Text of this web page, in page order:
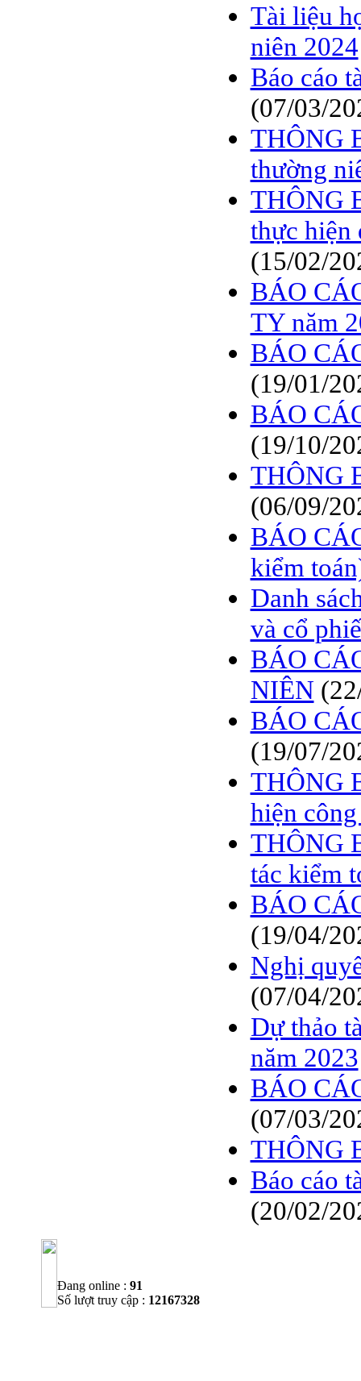
Tài liệu
niên 2024
Báo cáo
(07/03/
THÔNG
thường
THÔNG
thực
(15/02/
BÁO
TY năm
BÁO
(19/01/
BÁO
(19/10/
THÔNG
(06/09/
BÁO
kiểm
Danh
và cổ
BÁO
NIÊN
BÁO
(19/07/
THÔNG
hiện
THÔNG
tác kiểm
BÁO
(19/04/
Nghị
(07/04/
Dự thảo
năm 2023
BÁO
(07/03/
THÔNG
Báo cáo
(20/02/
Đang online : 91
Số lượt truy cập : 12167328